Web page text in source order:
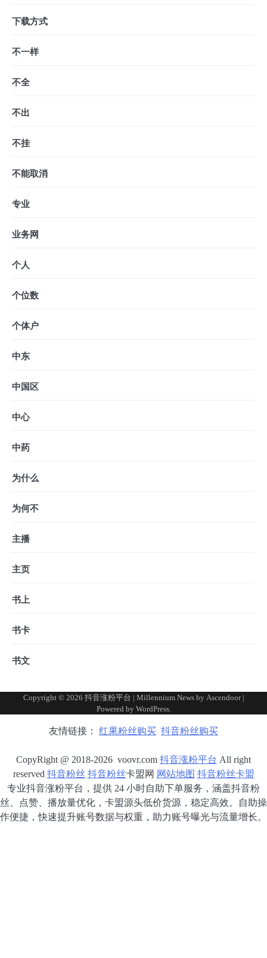
下载方式
不一样
不全
不出
不挂
不能取消
专业
业务网
个人
个位数
个体户
中东
中国区
中心
中药
为什么
为何不
主播
主页
书上
书卡
书文
Copyright © 2026 抖音涨粉平台 | Millennium News by Ascendoor|
Powered by WordPress.
友情链接： 红果粉丝购买 抖音粉丝购买
CopyRight @ 2018-2026 voovr.com 抖音涨粉平台 All right
reserved 抖音粉丝 抖音粉丝卡盟网 网站地图 抖音粉丝卡盟
专业抖音涨粉平台，提供 24 小时自助下单服务，涵盖抖音粉
丝、点赞、播放量优化，卡盟源头低价货源，稳定高效。自助操
作便捷，快速提升账号数据与权重，助力账号曝光与流量增长。